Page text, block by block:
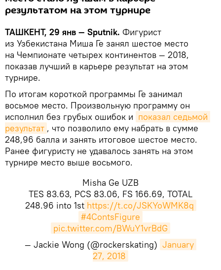
результатом на этом турнире
ТАШКЕНТ, 29 янв — Sputnik. Фигурист
из Узбекистана Миша Ге занял шестое место
на Чемпионате четырех континентов — 2018,
показав лучший в карьере результат на этом
турнире.
По итогам короткой программы Ге занимал
восьмое место. Произвольную программу он
исполнил без грубых ошибок и показал седьмой
результат , что позволило ему набрать в сумме
248,96 балла и занять итоговое шестое место.
Ранее фигуристу не удавалось занять на этом
турнире место выше восьмого.
Misha Ge UZB
TES 83.63, PCS 83.06, FS 166.69, TOTAL
248.96 into 1st https://t.co/JSKYoWMK8q
#4ContsFigure
pic.twitter.com/BWuY1vrBdG
— Jackie Wong (@rockerskating) January
27, 2018